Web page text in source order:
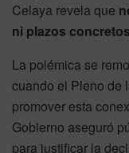
Celaya revela que
ni plazos
La polémica se
cuando el Pleno de
promover esta
Gobierno aseguró
para justificar la